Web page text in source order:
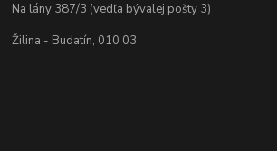
Na lány 387/3 (vedľa bývalej pošty 3)
Žilina - Budatín, 010 03